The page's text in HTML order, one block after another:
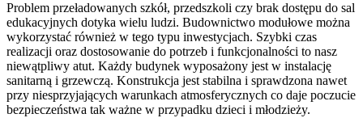
Problem przeładowanych szkół, przedszkoli czy brak dostępu do sal
edukacyjnych dotyka wielu ludzi. Budownictwo modułowe można
wykorzystać również w tego typu inwestycjach. Szybki czas
realizacji oraz dostosowanie do potrzeb i funkcjonalności to nasz
niewątpliwy atut. Każdy budynek wyposażony jest w instalację
sanitarną i grzewczą. Konstrukcja jest stabilna i sprawdzona nawet
przy niesprzyjających warunkach atmosferycznych co daje poczucie
bezpieczeństwa tak ważne w przypadku dzieci i młodzieży.